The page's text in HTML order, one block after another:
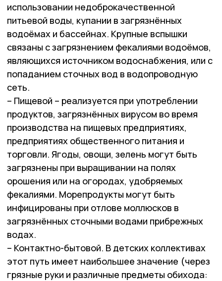
использовании недоброкачественной
питьевой воды, купании в загрязнённых
водоёмах и бассейнах. Крупные вспышки
связаны с загрязнением фекалиями водоёмов,
являющихся источником водоснабжения, или с
попаданием сточных вод в водопроводную
сеть.
– Пищевой – реализуется при употреблении
продуктов, загрязнённых вирусом во время
производства на пищевых предприятиях,
предприятиях общественного питания и
торговли. Ягоды, овощи, зелень могут быть
загрязнены при выращивании на полях
орошения или на огородах, удобряемых
фекалиями. Морепродукты могут быть
инфицированы при отлове моллюсков в
загрязнённых сточными водами прибрежных
водах.
– Контактно-бытовой. В детских коллективах
этот путь имеет наибольшее значение (через
грязные руки и различные предметы обихода: